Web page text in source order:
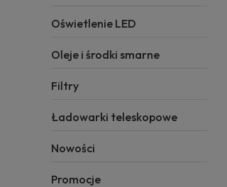
Oświetlenie LED
Oleje i środki smarne
Filtry
Ładowarki teleskopowe
Nowości
Promocje